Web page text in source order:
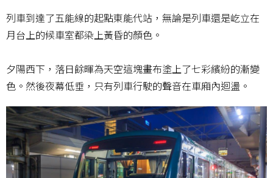
列車到達了五能線的起點東能代站，無論是列車還是屹立在
月台上的候車室都染上黃昏的顏色。
夕陽西下，落日餘暉為天空這塊畫布塗上了七彩繽紛的漸變
色。然後夜幕低垂，只有列車行駛的聲音在車廂內迴盪。